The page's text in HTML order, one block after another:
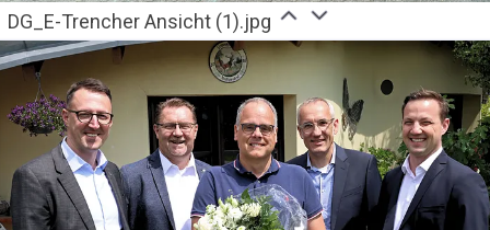
DG_E-Trencher Ansicht (1).jpg